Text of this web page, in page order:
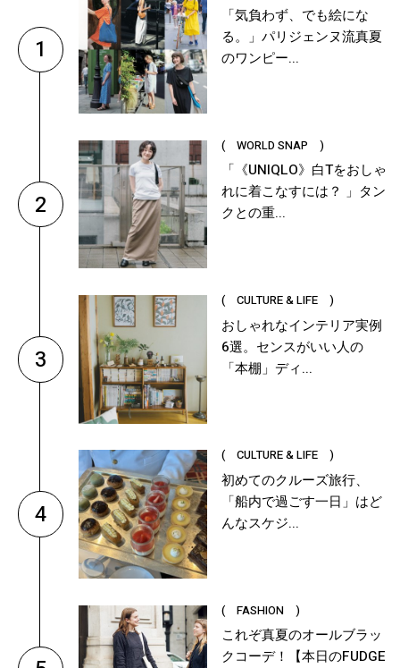
1
「気負わず、でも絵にな
る。」パリジェンヌ流真夏
のワンピー...
2
( WORLD SNAP )
「《UNIQLO》白Tをおしゃ
れに着こなすには？ 」タン
クとの重...
3
( CULTURE & LIFE )
おしゃれなインテリア実例
6選。センスがいい人の
「本棚」ディ...
4
( CULTURE & LIFE )
初めてのクルーズ旅行、
「船内で過ごす一日」はど
んなスケジ...
( FASHION )
これぞ真夏のオールブラッ
クコーデ！【本日のFUDGE